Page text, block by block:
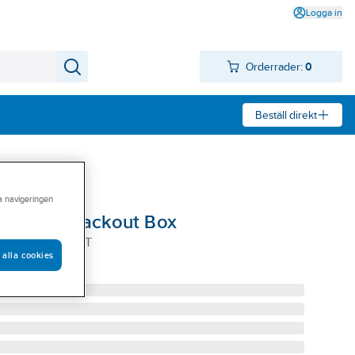
Logga in
Orderrader: 0
Beställ direkt
Packout Box
3 PACKOUT
navigeringen
alla cookies